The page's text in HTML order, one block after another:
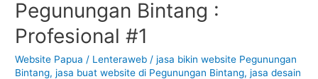
Pegunungan Bintang :
Profesional #1
Website Papua / Lenteraweb /jasa bikin website Pegunungan
Bintang,jasa buat website di Pegunungan Bintang,jasa desain
Website
di
Pegunungan
Bintang
: